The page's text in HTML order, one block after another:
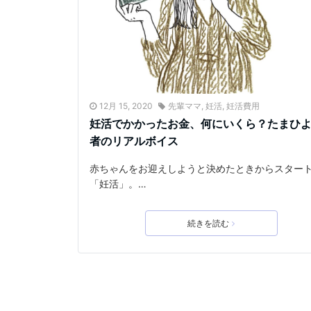
12月 15, 2020 先輩ママ, 妊活, 妊活費用
妊活でかかったお金、何にいくら？たまひ
者のリアルボイス
赤ちゃんをお迎えしようと決めたときからスター
「妊活」。…
続きを読む